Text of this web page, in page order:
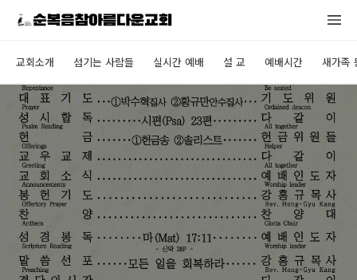
교회소개 섬기는 사람들 실시간 예배 설 교 예배시간 새가족